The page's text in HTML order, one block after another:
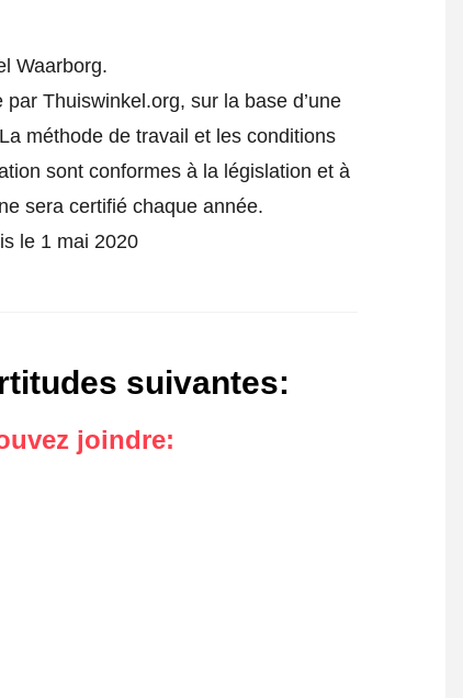
Waarborg.
Thuiswinkel.org, sur la base d’une
méthode de travail et les conditions
sont conformes à la législation et à
sera certifié chaque année.
le 1 mai 2020
suivantes:
joindre: